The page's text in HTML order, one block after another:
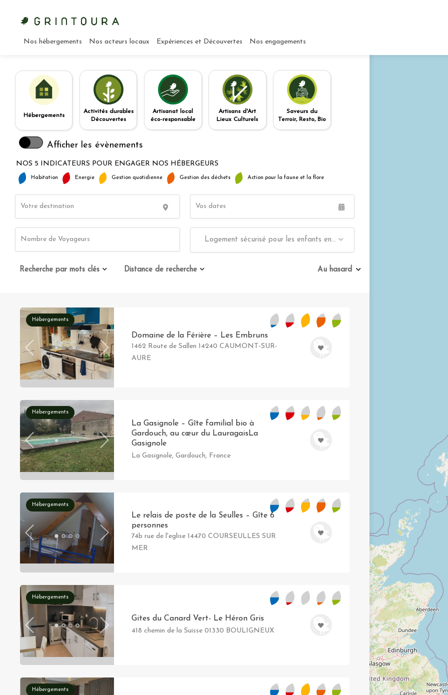
Nos hébergements Nos acteurs locaux Expériences et Découvertes Nos engagements
Hébergements
Activités durables
Découvertes
Artisanat local
éco-responsable
Artisans d'Art
Lieux Culturels
Saveurs du
Terroir, Resto, Bio
Afficher les évènements
NOS 5 INDICATEURS POUR ENGAGER NOS HÉBERGEURS
Habitation Energie Gestion quotidienne Gestion des déchets Action pour la faune et la flore
Logement sécurisé pour les enfants en bas âge
Recherche par mots clés Distance de recherche Au hasard
Hébergements
Domaine de la Férière – Les Embruns
1462 Route de Sallen 14240 CAUMONT-SUR-
AURE
Hébergements
La Gasignole – Gîte familial bio à
Gardouch, au cœur du LauragaisLa
Gasignole
La Gasignole, Gardouch, France
Hébergements
Le relais de poste de la Seulles – Gîte 6
personnes
74b rue de l'eglise 14470 COURSEULLES SUR
MER
Hébergements
Gites du Canard Vert- Le Héron Gris
418 chemin de la Suisse 01330 BOULIGNEUX
Hébergements